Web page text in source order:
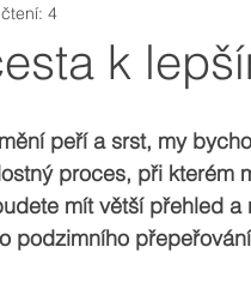
k
4
peří a srst, my
proces, při kterém
mít větší přehled
podzimního